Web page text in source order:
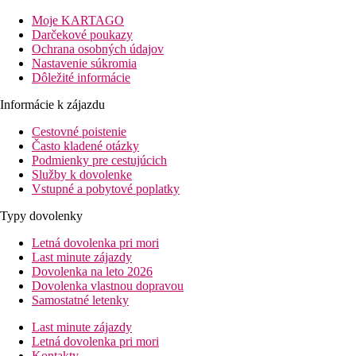
Vzdialenosť
pláže: 50 m malá piesočná pláž
letisko: 65 km Palma de Mallorca
centrá: 3 km
253 izieb
vstupná hala s recepciou
niekoľko poschodových budov uprostred rozľahlej záhrady
reštaurácia
bar
kaviareň
minimarket
vonkajší bazén (lehátka a slnečníky zadarmo, osušky za
detský bazén s malým splash
detské ihrisko
miniklub
Popis izby
Moje KARTAGO
Darčekové poukazy
Ochrana osobných údajov
Nastavenie súkromia
Dôležité informácie
Informácie k zájazdu
Cestovné poistenie
Často kladené otázky
Podmienky pre cestujúcich
Služby k dovolenke
Vstupné a pobytové poplatky
Typy dovolenky
Letná dovolenka pri mori
Last minute zájazdy
Dovolenka na leto 2026
Dovolenka vlastnou dopravou
Samostatné letenky
Last minute zájazdy
Letná dovolenka pri mori